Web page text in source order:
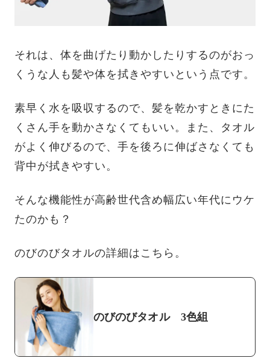
それは、体を曲げたり動かしたりするのがおっ
くうな人も髪や体を拭きやすいという点です。
素早く水を吸収するので、髪を乾かすときにた
くさん手を動かさなくてもいい。また、タオル
がよく伸びるので、手を後ろに伸ばさなくても
背中が拭きやすい。
そんな機能性が高齢世代含め幅広い年代にウケ
たのかも？
のびのびタオルの詳細はこちら。
のびのびタオル 3色組